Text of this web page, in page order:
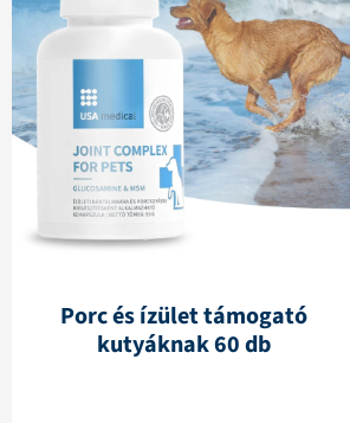
Porc és ízület támogató
kutyáknak 60 db